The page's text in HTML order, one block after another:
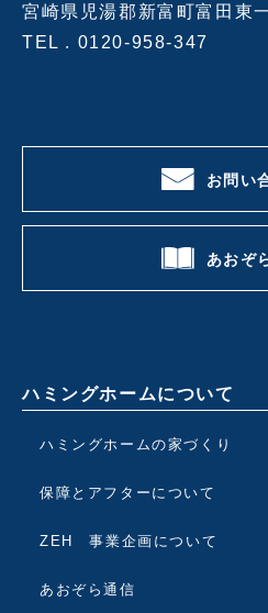
宮崎県児湯郡新富町富田東
TEL . 0120-958-347
お問い
あおぞ
ハミングホームについて
ハミングホームの家づくり
保障とアフターについて
ZEH 事業企画について
あおぞら通信